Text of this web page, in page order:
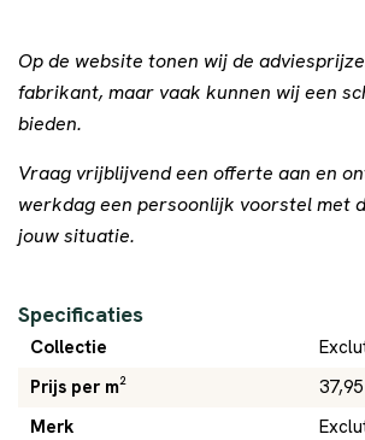
Op de website tonen wij de
fabrikant, maar vaak kunnen wij een
bieden.
Vraag vrijblijvend een offerte aan en
werkdag een persoonlijk voorstel met
jouw situatie.
Specificaties
Collectie
Prijs per m²
37,95
Merk